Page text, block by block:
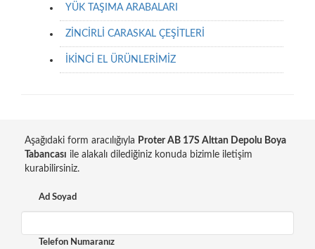
YÜK TAŞIMA ARABALARI
ZİNCİRLİ CARASKAL ÇEŞİTLERİ
İKİNCİ EL ÜRÜNLERİMİZ
Aşağıdaki form aracılığıyla Proter AB 17S Alttan Depolu Boya
Tabancası ile alakalı dilediğiniz konuda bizimle iletişim
kurabilirsiniz.
Ad Soyad
Telefon Numaranız